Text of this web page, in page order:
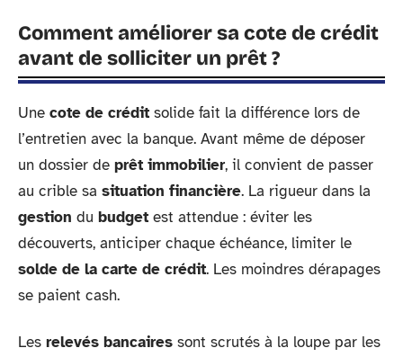
Comment améliorer sa cote de crédit
avant de solliciter un prêt ?
Une cote de crédit solide fait la différence lors de
l’entretien avec la banque. Avant même de déposer
un dossier de prêt immobilier, il convient de passer
au crible sa situation financière. La rigueur dans la
gestion du budget est attendue : éviter les
découverts, anticiper chaque échéance, limiter le
solde de la carte de crédit. Les moindres dérapages
se paient cash.
Les relevés bancaires sont scrutés à la loupe par les